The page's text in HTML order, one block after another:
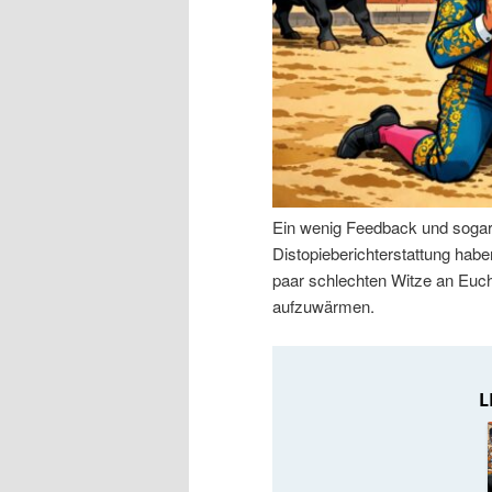
n
I
n
h
a
l
r
e
n
I
n
h
Ein wenig Feedback und
Distopieberichterstattung
paar schlechten Witze an
aufzuwärmen.